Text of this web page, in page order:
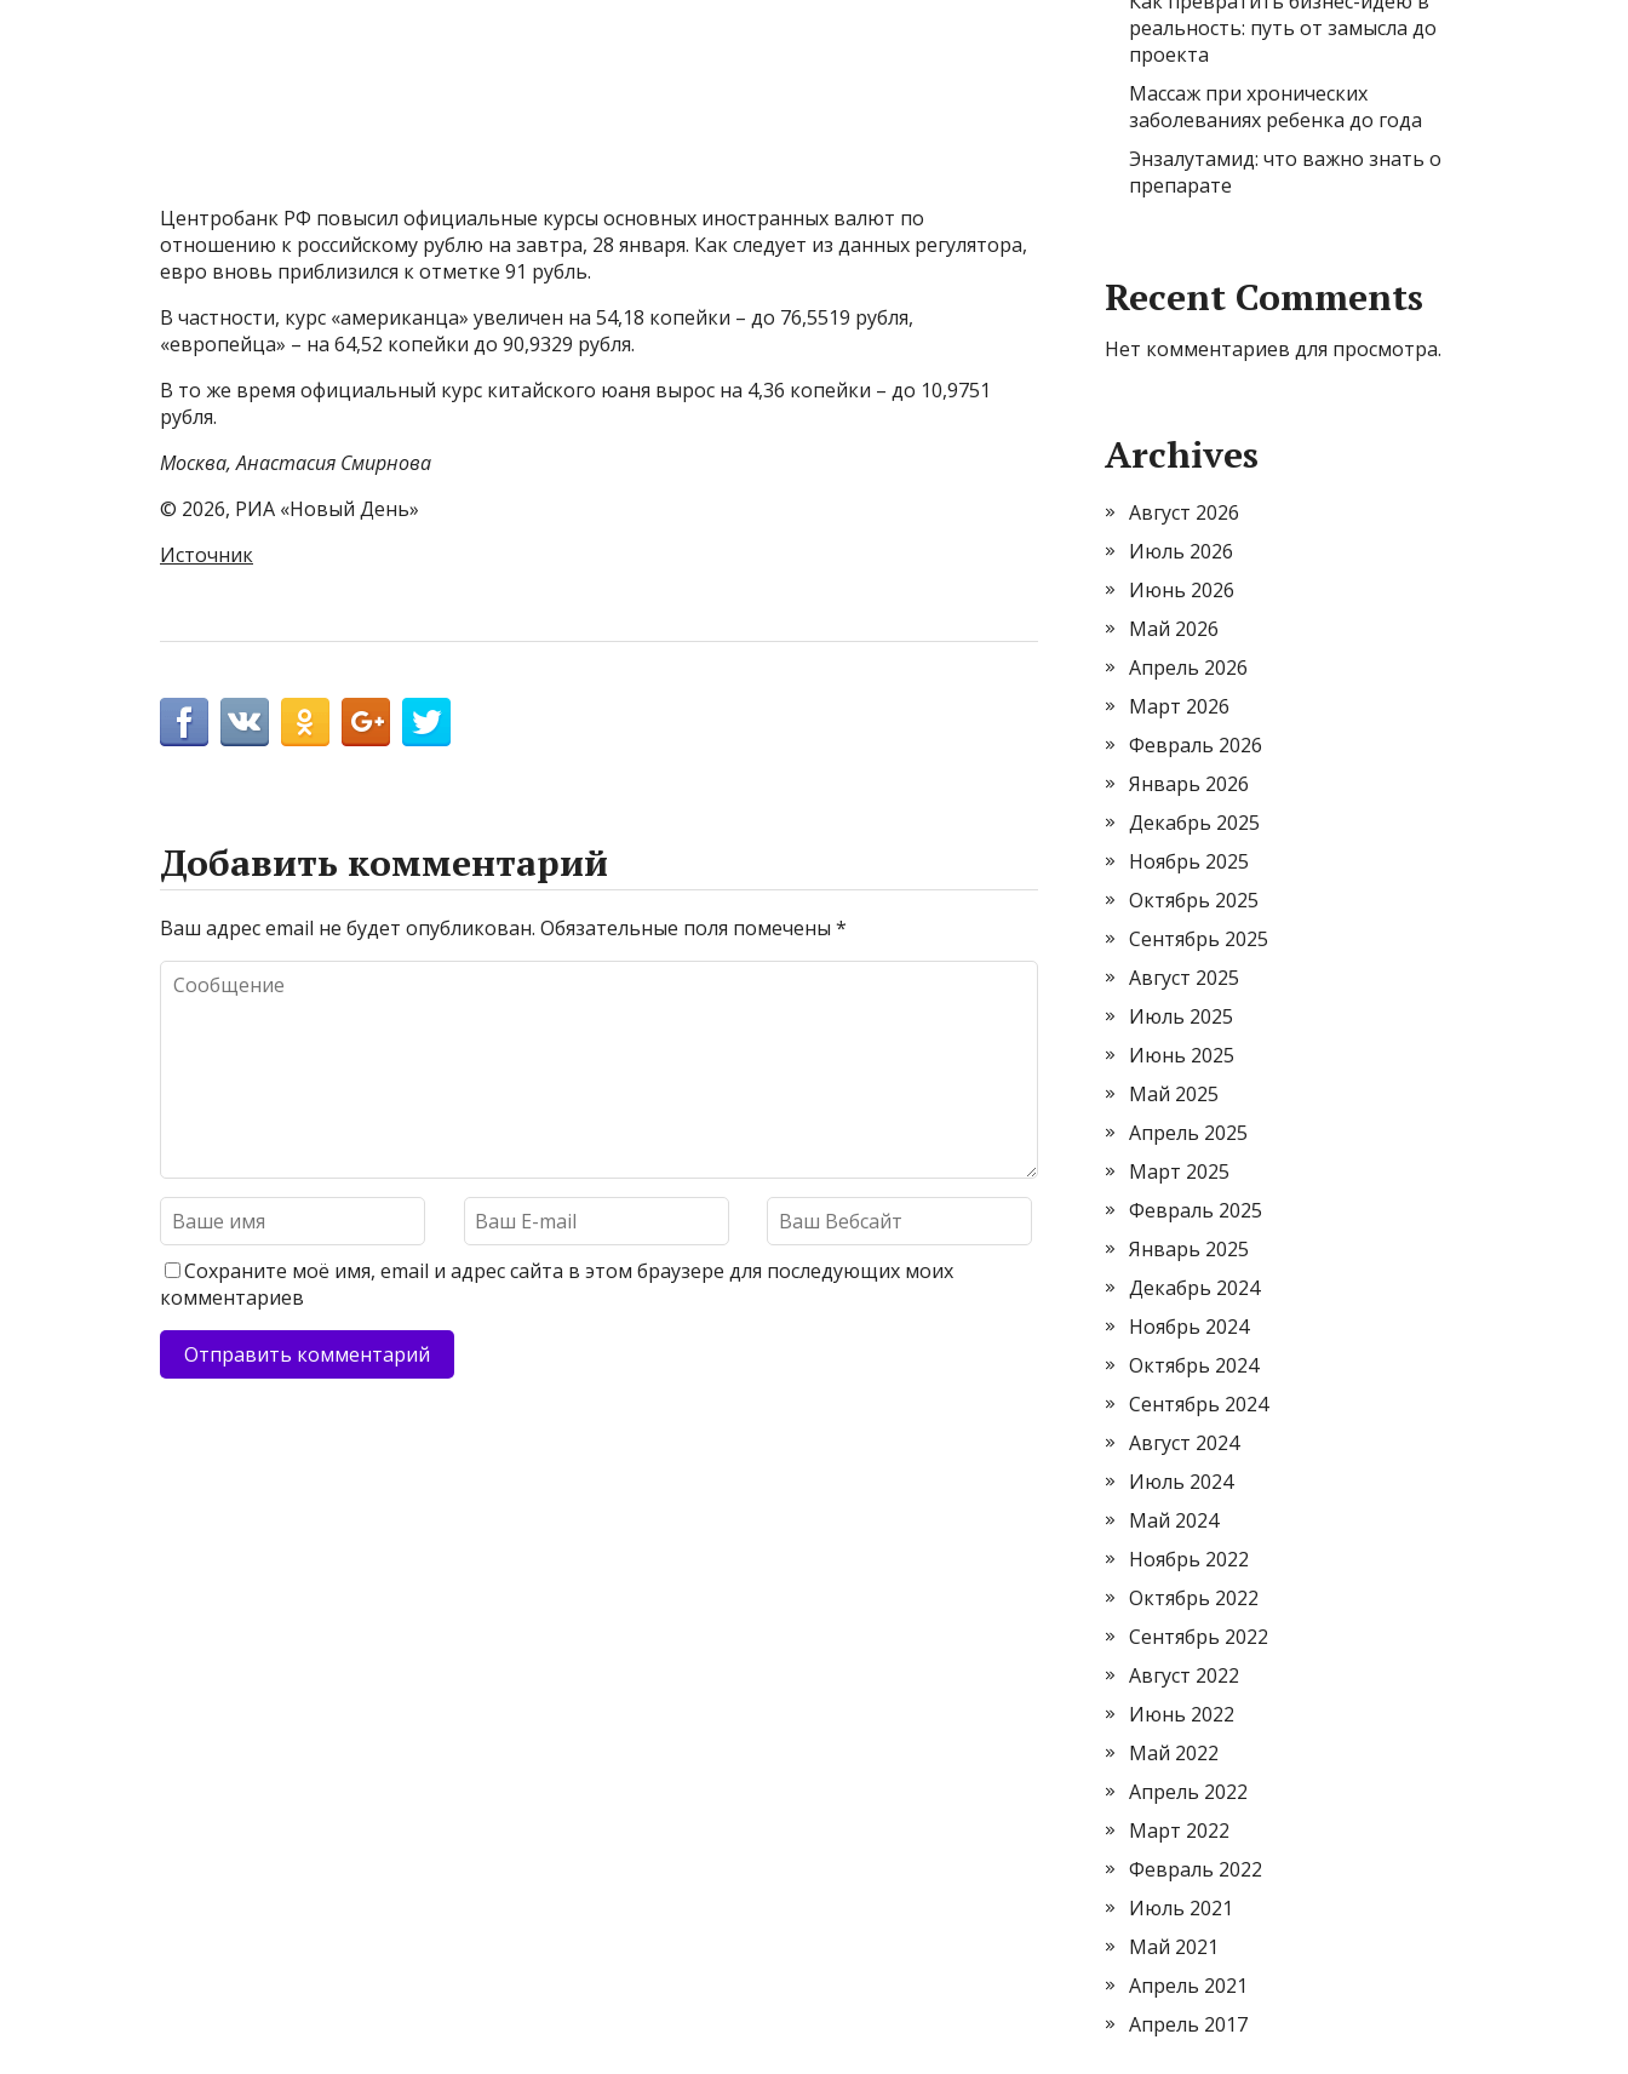
Центробанк РФ повысил официальные курсы основных иностранных валют по
отношению к российскому рублю на завтра, 28 января. Как следует из данных регулятора,
евро вновь приблизился к отметке 91 рубль.
В частности, курс «американца» увеличен на 54,18 копейки – до 76,5519 рубля,
«европейца» – на 64,52 копейки до 90,9329 рубля.
В то же время официальный курс китайского юаня вырос на 4,36 копейки – до 10,9751
рубля.
Москва, Анастасия Смирнова
© 2026, РИА «Новый День»
Источник
Добавить комментарий
Ваш адрес email не будет опубликован. Обязательные поля помечены *
Сохраните моё имя, email и адрес сайта в этом браузере для последующих моих
комментариев
реальность: путь от замысла до
проекта
Массаж при хронических
заболеваниях ребенка до года
Энзалутамид: что важно знать о
препарате
Recent Comments
Нет комментариев для просмотра.
Archives
Август 2026
Июль 2026
Июнь 2026
Май 2026
Апрель 2026
Март 2026
Февраль 2026
Январь 2026
Декабрь 2025
Ноябрь 2025
Октябрь 2025
Сентябрь 2025
Август 2025
Июль 2025
Июнь 2025
Май 2025
Апрель 2025
Март 2025
Февраль 2025
Январь 2025
Декабрь 2024
Ноябрь 2024
Октябрь 2024
Сентябрь 2024
Август 2024
Июль 2024
Май 2024
Ноябрь 2022
Октябрь 2022
Сентябрь 2022
Август 2022
Июнь 2022
Май 2022
Апрель 2022
Март 2022
Февраль 2022
Июль 2021
Май 2021
Апрель 2021
Апрель 2017